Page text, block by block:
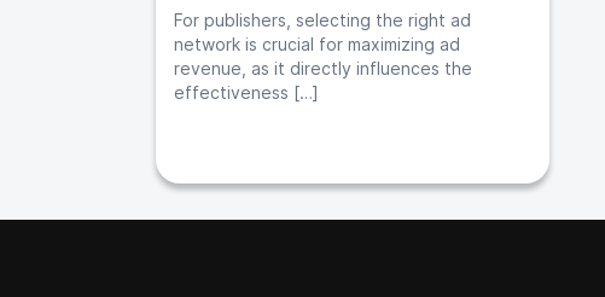
For publishers, selecting the right ad
network is crucial for maximizing ad
revenue, as it directly influences the
effectiveness […]